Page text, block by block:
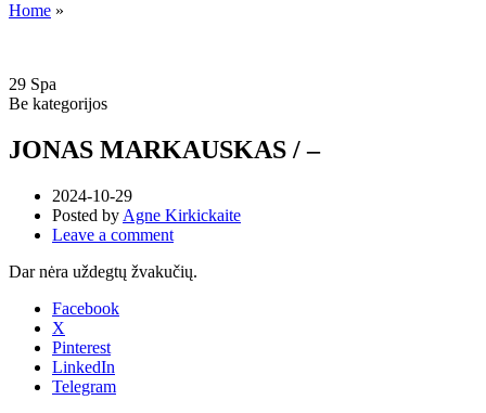
Home »
29 Spa
Be kategorijos
JONAS MARKAUSKAS / –
2024-10-29
Posted by Agne Kirkickaite
Leave a comment
Dar nėra uždegtų žvakučių.
Facebook
X
Pinterest
LinkedIn
Telegram